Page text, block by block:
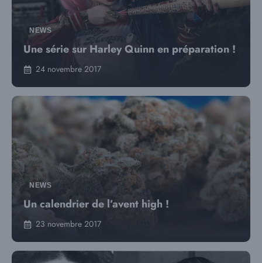
NEWS
Une série sur Harley Quinn en préparation !
24 novembre 2017
NEWS
Un calendrier de l’avent high !
23 novembre 2017